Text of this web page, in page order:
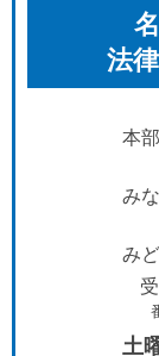
法
本
み
み
土